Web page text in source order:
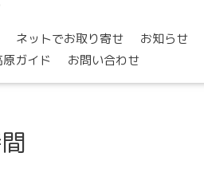
ネットでお取り寄せ お知らせ
ガイド お問い合わせ